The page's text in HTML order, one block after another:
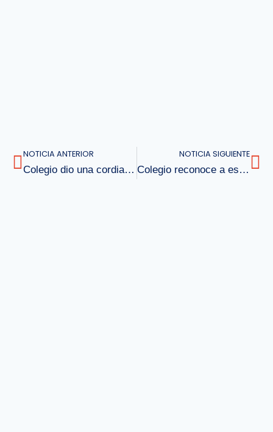
NOTICIA ANTERIOR
Colegio dio una cordial despedida a sus 4°s medios
NOTICIA SIGUIENTE
Colegio reconoce a estudiantes con mejores puntajes PSU